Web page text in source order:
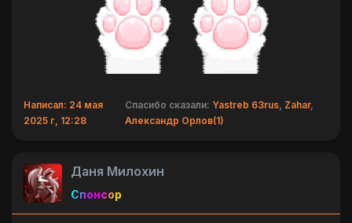
Написал: 24 мая
2025 г, 12:28
Спасибо сказали: Yastreb 63rus, Zahar,
Александр Орлов(1)
Даня Милохин
Спонсор